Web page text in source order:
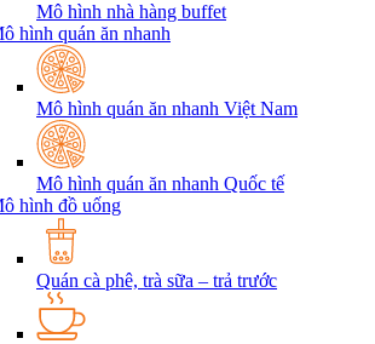
Mô hình nhà hàng buffet
hình quán ăn nhanh
Mô hình quán ăn nhanh Việt Nam
Mô hình quán ăn nhanh Quốc tế
hình đồ uống
Quán cà phê, trà sữa – trả trước